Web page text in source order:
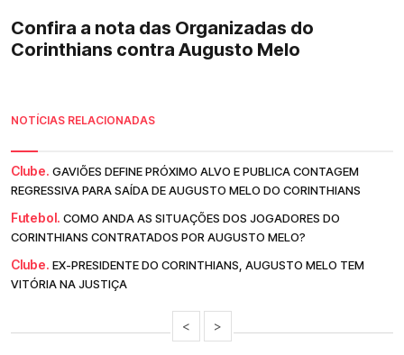
Confira a nota das Organizadas do
Corinthians contra Augusto Melo
NOTÍCIAS RELACIONADAS
Clube. GAVIÕES DEFINE PRÓXIMO ALVO E PUBLICA CONTAGEM
REGRESSIVA PARA SAÍDA DE AUGUSTO MELO DO CORINTHIANS
Futebol. COMO ANDA AS SITUAÇÕES DOS JOGADORES DO
CORINTHIANS CONTRATADOS POR AUGUSTO MELO?
Clube. EX-PRESIDENTE DO CORINTHIANS, AUGUSTO MELO TEM
VITÓRIA NA JUSTIÇA
< >